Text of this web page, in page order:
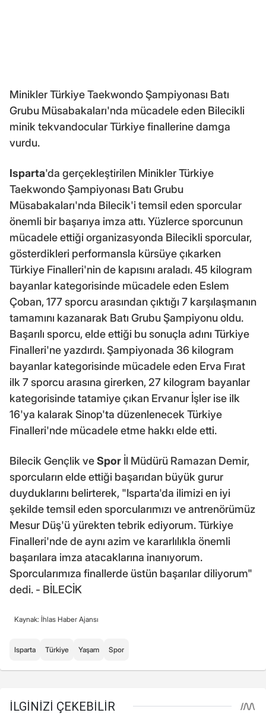
Minikler Türkiye Taekwondo Şampiyonası Batı
Grubu Müsabakaları'nda mücadele eden Bilecikli
minik tekvandocular Türkiye finallerine damga
vurdu.
Isparta'da gerçekleştirilen Minikler Türkiye
Taekwondo Şampiyonası Batı Grubu
Müsabakaları'nda Bilecik'i temsil eden sporcular
önemli bir başarıya imza attı. Yüzlerce sporcunun
mücadele ettiği organizasyonda Bilecikli sporcular,
gösterdikleri performansla kürsüye çıkarken
Türkiye Finalleri'nin de kapısını araladı. 45 kilogram
bayanlar kategorisinde mücadele eden Eslem
Çoban, 177 sporcu arasından çıktığı 7 karşılaşmanın
tamamını kazanarak Batı Grubu Şampiyonu oldu.
Başarılı sporcu, elde ettiği bu sonuçla adını Türkiye
Finalleri'ne yazdırdı. Şampiyonada 36 kilogram
bayanlar kategorisinde mücadele eden Erva Fırat
ilk 7 sporcu arasına girerken, 27 kilogram bayanlar
kategorisinde tatamiye çıkan Ervanur İşler ise ilk
16'ya kalarak Sinop'ta düzenlenecek Türkiye
Finalleri'nde mücadele etme hakkı elde etti.
Bilecik Gençlik veSpor İl Müdürü Ramazan Demir,
sporcuların elde ettiği başarıdan büyük gurur
duyduklarını belirterek, "Isparta'da ilimizi en iyi
şekilde temsil eden sporcularımızı ve antrenörümüz
Mesur Düş'ü yürekten tebrik ediyorum. Türkiye
Finalleri'nde de aynı azim ve kararlılıkla önemli
başarılara imza atacaklarına inanıyorum.
Sporcularımıza finallerde üstün başarılar diliyorum"
dedi. - BİLECİK
Kaynak: İhlas Haber Ajansı
Isparta Türkiye Yaşam Spor